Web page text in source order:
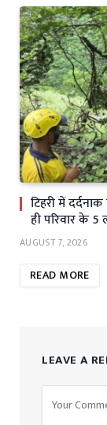
टिहरी में
ही परिवार के
AUGUST 7, 2026
READ MORE
LEAVE A